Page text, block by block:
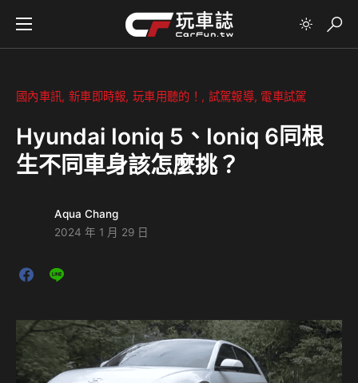
國內車訊 新車即時報 玩車用聽的！ 試駕報導 電車試駕
Hyundai Ioniq 5、Ioniq 6同根
生不同車身該怎麼挑？
Aqua Chang
2024 年 1 月 29 日